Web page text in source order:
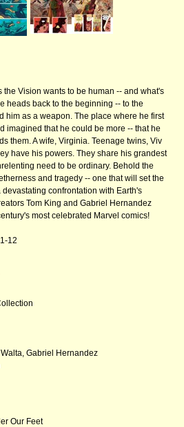
Vision wants to be human -- and what's
heads back to the beginning -- to the
him as a weapon. The place where he first
imagined that he could be more -- that he
them. A wife, Virginia. Teenage twins, Viv
have his powers. They share his grandest
need to be ordinary. Behold the
and tragedy -- one that will set the
confrontation with Earth's
Tom King and Gabriel Hernandez
most celebrated Marvel comics!
12
Walta, Gabriel Hernandez
Our Feet